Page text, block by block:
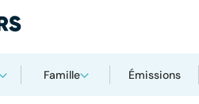
Famille Émissions